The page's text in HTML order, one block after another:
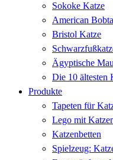
Sokoke Katze
American
Bristol Katze
Ägyptische Mau
Die 10 ältesten
Produkte
Tapeten für
Lego mit
Katzenbetten
Spielzeug: